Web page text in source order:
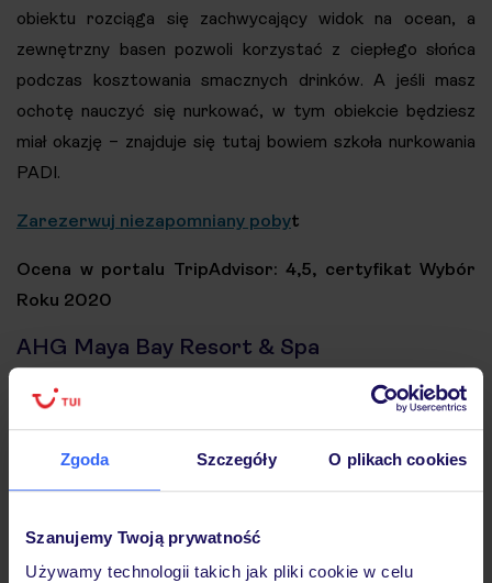
Zgoda Szczegóły O plikach cookies
Szanujemy Twoją prywatność
Używamy technologii takich jak pliki cookie w celu
obiektu rozciąga się zachwycający widok na ocean, a
zewnętrzny basen pozwoli korzystać z ciepłego słońca
podczas kosztowania smacznych drinków. A jeśli masz
ochotę nauczyć się nurkować, w tym obiekcie będziesz
miał okazję – znajduje się tutaj bowiem szkoła nurkowania
PADI.
Zarezerwuj niezapomniany pobyt
Ocena w portalu TripAdvisor: 4,5, certyfikat Wybór
Roku 2020
AHG Maya Bay Resort & Spa